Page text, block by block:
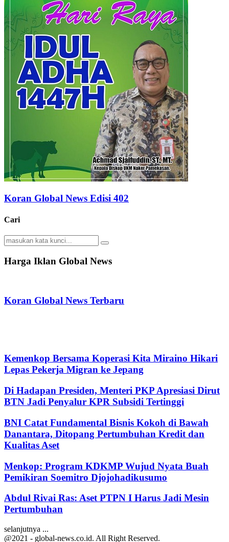
Koran Global News Edisi 402
Cari
Search
for:
Search
Harga Iklan Global News
Koran Global News Terbaru
Kemenkop Bersama Koperasi Kita Miraino Hikari
Lepas Pekerja Migran ke Jepang
Di Hadapan Presiden, Menteri PKP Apresiasi Dirut
BTN Jadi Penyalur KPR Subsidi Tertinggi
BNI Catat Fundamental Bisnis Kokoh di Bawah
Danantara, Ditopang Pertumbuhan Kredit dan
Kualitas Aset
Menkop: Program KDKMP Wujud Nyata Buah
Pemikiran Soemitro Djojohadikusumo
Abdul Rivai Ras: Aset PTPN I Harus Jadi Mesin
Pertumbuhan
selanjutnya ...
@2021 - global-news.co.id. All Right Reserved.